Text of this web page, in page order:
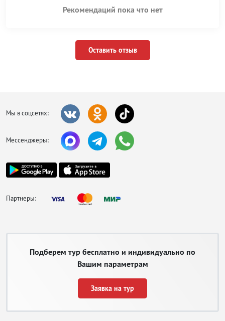
Рекомендаций пока что нет
Оставить отзыв
Мы в соцсетях:
Мессенджеры:
Партнеры:
Подберем тур бесплатно и индивидуально по
Вашим параметрам
Заявка на тур